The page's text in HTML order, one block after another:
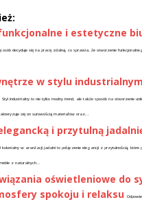
i estetyczne
decyduje się na pracę zdalną, co sprawia, że stworzenie
w stylu
Styl industrialny to nie tylko modny trend, ale także sposób na stworzenie
się on surowością materiałów oraz...
i przytulną
kolonialny w aranżacji jadalni to połączenie elegancji z przytulnością, które
z naturalnych...
oświetleniowe do
spokoju i relaksu